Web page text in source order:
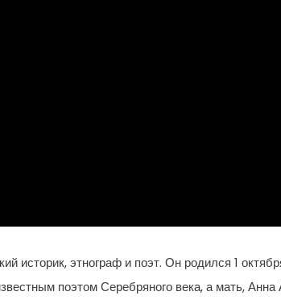
историк, этнограф и поэт. Он родился 1
поэтом Серебряного века, а мать,